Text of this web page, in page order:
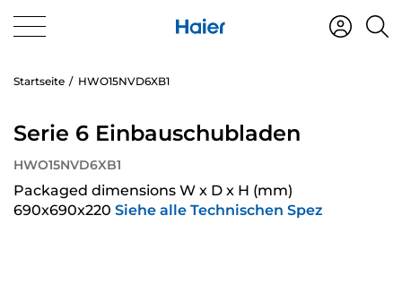
Startseite HWO15NVD6XB1
Serie 6 Einbauschubladen
HWO15NVD6XB1
Packaged dimensions W x D x H (mm)
690x690x220 Siehe alle Technischen Spez